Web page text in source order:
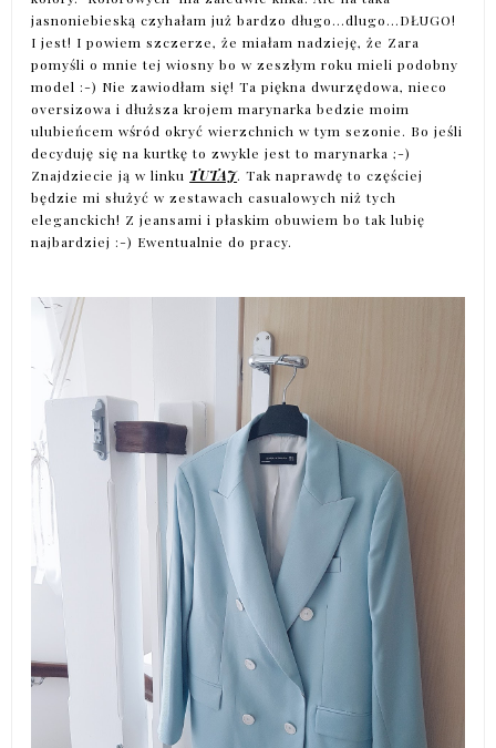
jasnoniebieską czyhałam już bardzo długo...dlugo...DŁUGO!
I jest! I powiem szczerze, że miałam nadzieję, że Zara
pomyśli o mnie tej wiosny bo w zeszłym roku mieli podobny
model :-) Nie zawiodłam się! Ta piękna dwurzędowa, nieco
oversizowa i dłuższa krojem marynarka bedzie moim
ulubieńcem wśród okryć wierzchnich w tym sezonie. Bo jeśli
decyduję się na kurtkę to zwykle jest to marynarka ;-)
Znajdziecie ją w linku TUTAJ. Tak naprawdę to częściej
będzie mi służyć w zestawach casualowych niż tych
eleganckich! Z jeansami i płaskim obuwiem bo tak lubię
najbardziej :-) Ewentualnie do pracy.